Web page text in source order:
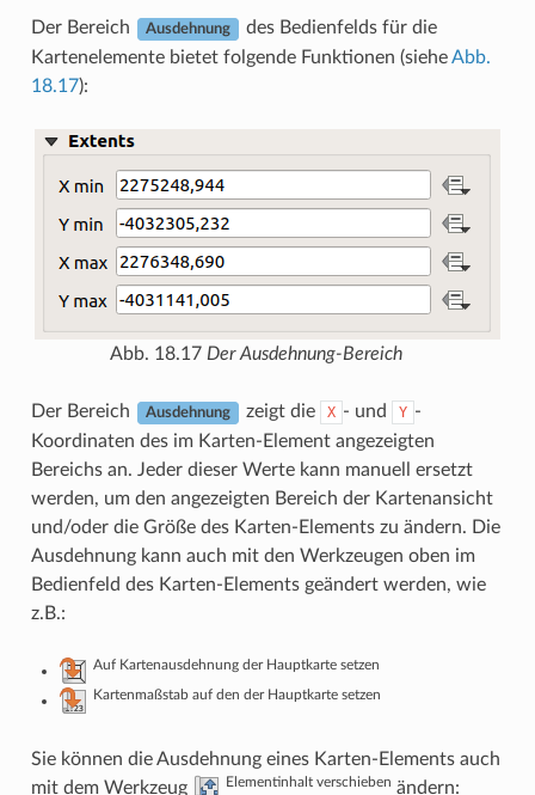
Der Bereich Ausdehnung
des Bedienfelds für die
Kartenelemente bietet folgende Funktionen (sieheAbb.
18.17):
Abb. 18.17 Der Ausdehnung-Bereich
Der Bereich Ausdehnung zeigt die X - und Y -
Koordinaten des im Karten-Element angezeigten
Bereichs an. Jeder dieser Werte kann manuell ersetzt
werden, um den angezeigten Bereich der Kartenansicht
und/oder die Größe des Karten-Elements zu ändern. Die
Ausdehnung kann auch mit den Werkzeugen oben im
Bedienfeld des Karten-Elements geändert werden, wie
z.B.:
Auf Kartenausdehnung der Hauptkarte setzen
Kartenmaßstab auf den der Hauptkarte setzen
Sie können die Ausdehnung eines Karten-Elements auch
mit dem Werkzeug
Elementinhalt verschieben ändern: